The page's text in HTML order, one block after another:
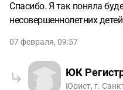
Спасибо. Я так поняла
несовершеннолетних
07 февраля, 09:57
ЮК
Юрист, г.